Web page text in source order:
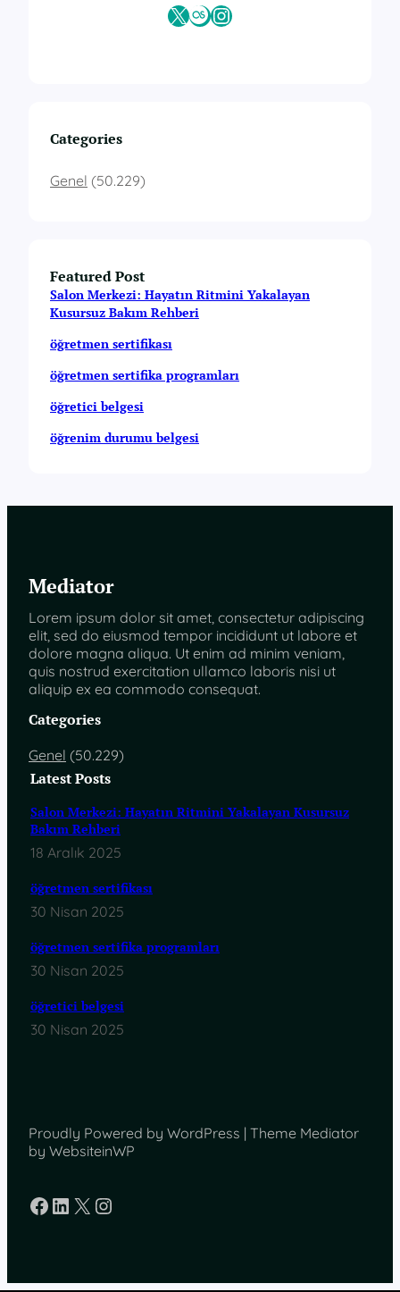
X Last.fmInstagram
Categories
Genel (50.229)
Featured Post
Salon Merkezi: Hayatın Ritmini Yakalayan
Kusursuz Bakım Rehberi
öğretmen sertifikası
öğretmen sertifika programları
öğretici belgesi
öğrenim durumu belgesi
Mediator
Lorem ipsum dolor sit amet, consectetur adipiscing
elit, sed do eiusmod tempor incididunt ut labore et
dolore magna aliqua. Ut enim ad minim veniam,
quis nostrud exercitation ullamco laboris nisi ut
aliquip ex ea commodo consequat.
Categories
Genel (50.229)
Latest Posts
Salon Merkezi: Hayatın Ritmini Yakalayan Kusursuz
Bakım Rehberi
18 Aralık 2025
öğretmen sertifikası
30 Nisan 2025
öğretmen sertifika programları
30 Nisan 2025
öğretici belgesi
30 Nisan 2025
Proudly Powered by WordPress | Theme Mediator
by WebsiteinWP
Facebook
LinkedIn
X Instagram